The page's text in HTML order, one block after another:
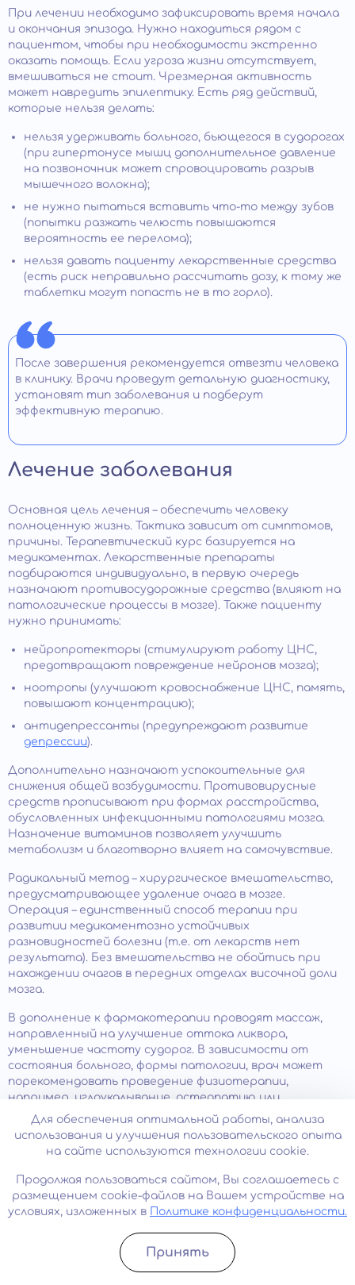
При лечении необходимо зафиксировать время начала
и окончания эпизода. Нужно находиться рядом с
пациентом, чтобы при необходимости экстренно
оказать помощь. Если угроза жизни отсутствует,
вмешиваться не стоит. Чрезмерная активность
может навредить эпилептику. Есть ряд действий,
которые нельзя делать:
нельзя удерживать больного, бьющегося в судорогах
(при гипертонусе мышц дополнительное давление
на позвоночник может спровоцировать разрыв
мышечного волокна);
не нужно пытаться вставить что-то между зубов
(попытки разжать челюсть повышаются
вероятность ее перелома);
нельзя давать пациенту лекарственные средства
(есть риск неправильно рассчитать дозу, к тому же
таблетки могут попасть не в то горло).
После завершения рекомендуется отвезти человека
в клинику. Врачи проведут детальную диагностику,
установят тип заболевания и подберут
эффективную терапию.
Лечение заболевания
Основная цель лечения – обеспечить человеку
полноценную жизнь. Тактика зависит от симптомов,
причины. Терапевтический курс базируется на
медикаментах. Лекарственные препараты
подбираются индивидуально, в первую очередь
назначают противосудорожные средства (влияют на
патологические процессы в мозге). Также пациенту
нужно принимать:
нейропротекторы (стимулируют работу ЦНС,
предотвращают повреждение нейронов мозга);
ноотропы (улучшают кровоснабжение ЦНС, память,
повышают концентрацию);
антидепрессанты (предупреждают развитие
депрессии).
Дополнительно назначают успокоительные для
снижения общей возбудимости. Противовирусные
средств прописывают при формах расстройства,
обусловленных инфекционными патологиями мозга.
Назначение витаминов позволяет улучшить
метаболизм и благотворно влияет на самочувствие.
Радикальный метод – хирургическое вмешательство,
предусматривающее удаление очага в мозге.
Операция – единственный способ терапии при
развитии медикаментозно устойчивых
разновидностей болезни (т.е. от лекарств нет
результата). Без вмешательства не обойтись при
нахождении очагов в передних отделах височной доли
мозга.
В дополнение к фармакотерапии проводят массаж,
направленный на улучшение оттока ликвора,
уменьшение частоту судорог. В зависимости от
состояния больного, формы патологии, врач может
порекомендовать проведение физиотерапии,
например, иглоукалывание, остеопатию или
мануальную терапию. Лечебная гимнастика улучшает
координацию движений. Также эпилептику
рекомендуется освоить техники медитации для
Мнение эксперта
Казенных Татьяна Валентиновна, эпилептолог с 29-
летним стажем, рассказала о возможных последствиях:
Записатьcя
Для обеспечения оптимальной работы, анализа
использования и улучшения пользовательского опыта
на сайте используются технологии cookie.
Продолжая пользоваться сайтом, Вы соглашаетесь с
размещением cookie-файлов на Вашем устройстве на
условиях, изложенных в
Политике конфиденциальности.
Принять